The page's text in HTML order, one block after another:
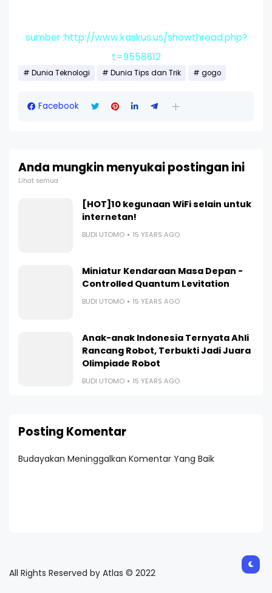
sumber :http://www.kaskus.us/showthread.php?
t=9558612
Dunia Teknologi Dunia Tips dan Trik gogo
Facebook
Anda mungkin menyukai postingan ini
Lihat semua
[HOT]10 kegunaan WiFi selain untuk
internetan!
BUDI UTOMO 15 YEARS AGO
Miniatur Kendaraan Masa Depan -
Controlled Quantum Levitation
BUDI UTOMO 15 YEARS AGO
Anak-anak Indonesia Ternyata Ahli
Rancang Robot, Terbukti Jadi Juara
Olimpiade Robot
BUDI UTOMO 15 YEARS AGO
Posting Komentar
Budayakan Meninggalkan Komentar Yang Baik
All Rights Reserved by Atlas © 2022